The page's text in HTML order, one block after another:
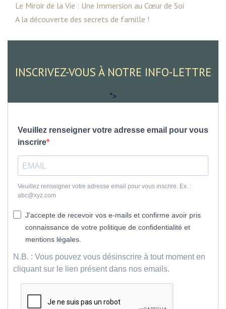
Le Miroir de la Vie : Une Immersion au Cœur de Soi
A la découverte des secrets de famille !
INSCRIVEZ-VOUS À NOTRE INFO-LETTRE
">
Veuillez renseigner votre adresse email pour vous
inscrire
Veuillez renseigner votre adresse email pour vous inscrire. Ex. :
abc@xyz.com
J'accepte de recevoir vos e-mails et confirme avoir pris
connaissance de votre politique de confidentialité et
mentions légales.
N.B. : Vous pouvez vous désinscrire à tout moment en
cliquant sur le lien présent dans nos emails.